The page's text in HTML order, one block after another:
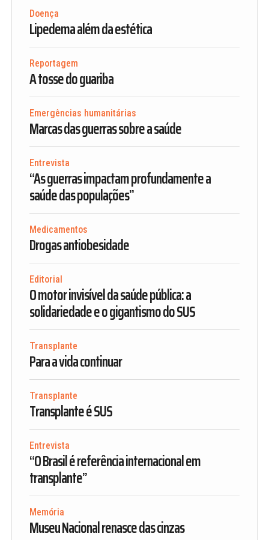
Doença
Lipedema além da estética
Reportagem
A tosse do guariba
Emergências humanitárias
Marcas das guerras sobre a saúde
Entrevista
“As guerras impactam profundamente a
saúde das populações”
Medicamentos
Drogas antiobesidade
Editorial
O motor invisível da saúde pública: a
solidariedade e o gigantismo do SUS
Transplante
Para a vida continuar
Transplante
Transplante é SUS
Entrevista
“O Brasil é referência internacional em
transplante”
Memória
Museu Nacional renasce das cinzas